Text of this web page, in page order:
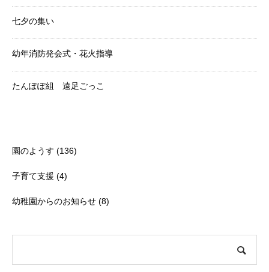
七夕の集い
幼年消防発会式・花火指導
たんぽぽ組 遠足ごっこ
園のようす (136)
子育て支援 (4)
幼稚園からのお知らせ (8)